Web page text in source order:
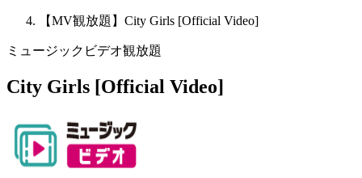
【MV観放題】City Girls [Official Video]
ミュージックビデオ観放題
City Girls [Official Video]